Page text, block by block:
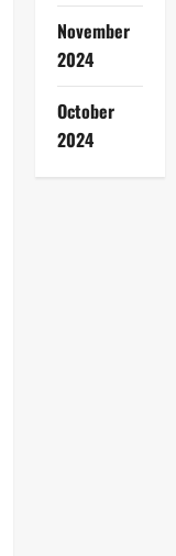
November
2024
October
2024